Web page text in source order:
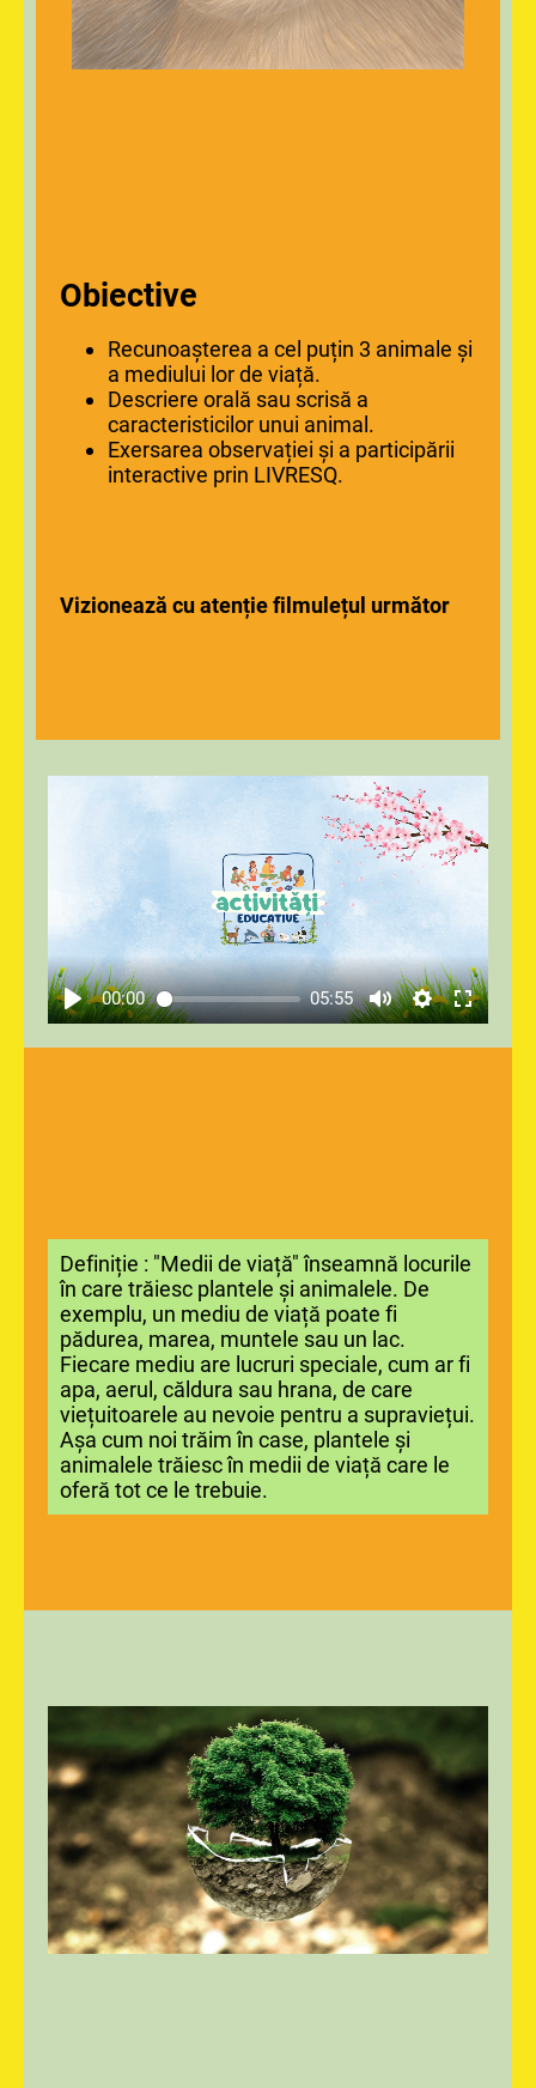
Obiective
Recunoașterea a cel puțin 3 animale și
a mediului lor de viață.
Descriere orală sau scrisă a
caracteristicilor unui animal.
Exersarea observației și a participării
interactive prin LIVRESQ.
Vizionează cu atenție fil mulețul următor
00:00 05:55
Definiție : "Medii de viață" înseamnă locurile
în care trăiesc plantele și animalele. De
exemplu, un mediu de viață poate fi
pădurea, marea, muntele sau un lac.
Fiecare mediu are lucruri speciale, cum ar fi
apa, aerul, căldura sau hrana, de care
viețuitoarele au nevoie pentru a supraviețui.
Așa cum noi trăim în case, plantele și
animalele trăiesc în medii de viață care le
oferă tot ce le trebuie.